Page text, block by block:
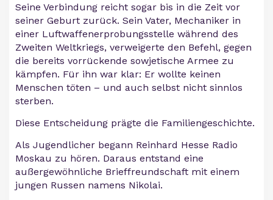
Seine Verbindung reicht sogar bis in die Zeit vor
seiner Geburt zurück. Sein Vater, Mechaniker in
einer Luftwaffenerprobungsstelle während des
Zweiten Weltkriegs, verweigerte den Befehl, gegen
die bereits vorrückende sowjetische Armee zu
kämpfen. Für ihn war klar: Er wollte keinen
Menschen töten – und auch selbst nicht sinnlos
sterben.
Diese Entscheidung prägte die Familiengeschichte.
Als Jugendlicher begann Reinhard Hesse Radio
Moskau zu hören. Daraus entstand eine
außergewöhnliche Brieffreundschaft mit einem
jungen Russen namens Nikolai.